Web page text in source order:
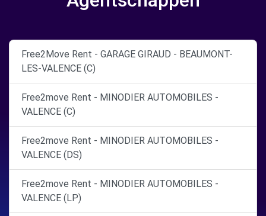
Free2Move Rent - GARAGE GIRAUD - BEAUMONT-
LES-VALENCE (C)
Free2move Rent - MINODIER AUTOMOBILES -
VALENCE (C)
Free2move Rent - MINODIER AUTOMOBILES -
VALENCE (DS)
Free2move Rent - MINODIER AUTOMOBILES -
VALENCE (LP)